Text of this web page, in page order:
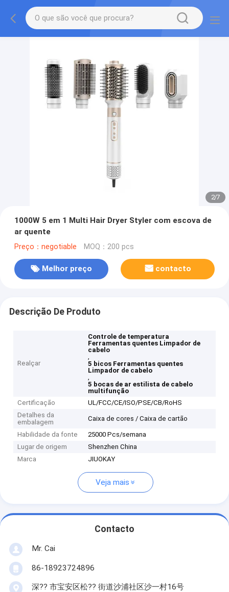
2/7
1000W 5 em 1 Multi Hair Dryer Styler com escova de
ar quente
Preço：negotiable MOQ：200 pcs
Melhor preço contacto
Descrição De Produto
Realçar
Controle de temperatura
Ferramentas quentes Limpador de
cabelo
,
5 bicos Ferramentas quentes
Limpador de cabelo
,
5 bocas de ar estilista de cabelo
multifunção
Certificação
UL/FCC/CE/ISO/PSE/CB/RoHS
Detalhes da
embalagem
Caixa de cores / Caixa de cartão
Habilidade da fonte
25000 Pcs/semana
Lugar de origem
Shenzhen China
Marca
JIUOKAY
Veja mais
Contacto
Mr. Cai
86-18923724896
深?? 市宝安区松?? 街道沙浦社区沙一村16号